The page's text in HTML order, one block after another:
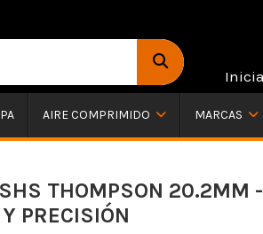
AIRE COMPRIMIDO MARCAS
THOMPSON 20.2MM -
PRECISIÓN